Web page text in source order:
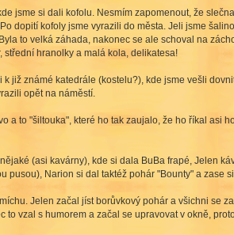
jsme si dali kofolu. Nesmím zapomenout, že
dopití kofoly jsme vyrazili do města. Jeli jsme
to velká záhada, nakonec se ale schoval na
střední hranolky a malá kola, delikatesa!
k již známé katedrále (kostelu?), kde jsme vešli
opět na náměstí.
a to "šiltouka", které ho tak zaujalo, že ho říkal
(asi kavárny), kde si dala BuBa frapé, Jelen
pusou), Narion si dal taktéž pohár "Bounty" a zase
Jelen začal jíst borůvkový pohár a všichni se
to vzal s humorem a začal se upravovat v okně,